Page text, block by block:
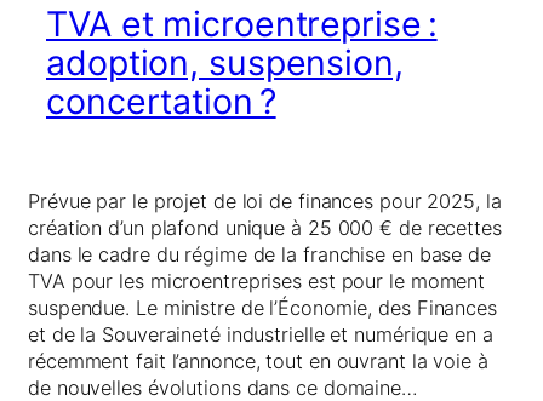
TVA et microentreprise :
adoption, suspension,
concertation ?
Prévue par le projet de loi de finances pour 2025, la
création d’un plafond unique à 25 000 € de recettes
dans le cadre du régime de la franchise en base de
TVA pour les microentreprises est pour le moment
suspendue. Le ministre de l’Économie, des Finances
et de la Souveraineté industrielle et numérique en a
récemment fait l’annonce, tout en ouvrant la voie à
de nouvelles évolutions dans ce domaine…